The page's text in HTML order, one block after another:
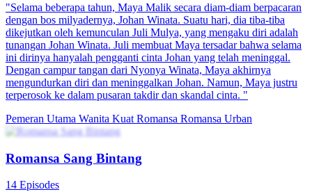
"Selama beberapa tahun, Maya Malik secara diam-diam berpacaran
dengan bos milyadernya, Johan Winata. Suatu hari, dia tiba-tiba
dikejutkan oleh kemunculan Juli Mulya, yang mengaku diri adalah
tunangan Johan Winata. Juli membuat Maya tersadar bahwa selama
ini dirinya hanyalah pengganti cinta Johan yang telah meninggal.
Dengan campur tangan dari Nyonya Winata, Maya akhirnya
mengundurkan diri dan meninggalkan Johan. Namun, Maya justru
terperosok ke dalam pusaran takdir dan skandal cinta. "
Pemeran Utama Wanita Kuat Romansa Romansa Urban
Romansa Sang Bintang
14 Episodes